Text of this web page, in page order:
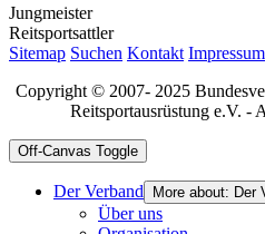
Jungmeister
Reitsportsattler
Sitemap Suchen Kontakt Impressum
Copyright © 2007- 2025
Reitsportausrüstung e.V. -
Off-Canvas Toggle
Der Verband More about: Der
Über uns